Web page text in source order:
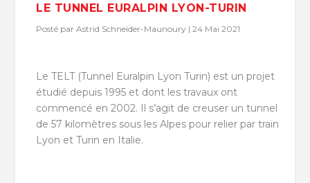
LE TUNNEL EURALPIN LYON-TURIN
Posté parAstrid Schneider-Maunoury |24 Mai 2021
Le TELT (Tunnel Euralpin Lyon Turin) est un projet
étudié depuis 1995 et dont les travaux ont
commencé en 2002. Il s’agit de creuser un tunnel
de 57 kilomètres sous les Alpes pour relier par train
Lyon et Turin en Italie.